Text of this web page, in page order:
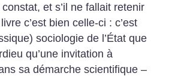
et s’il ne fallait retenir
c’est bien celle-ci : c’est
sociologie de l’État que
qu’une invitation à
sa démarche scientifique –